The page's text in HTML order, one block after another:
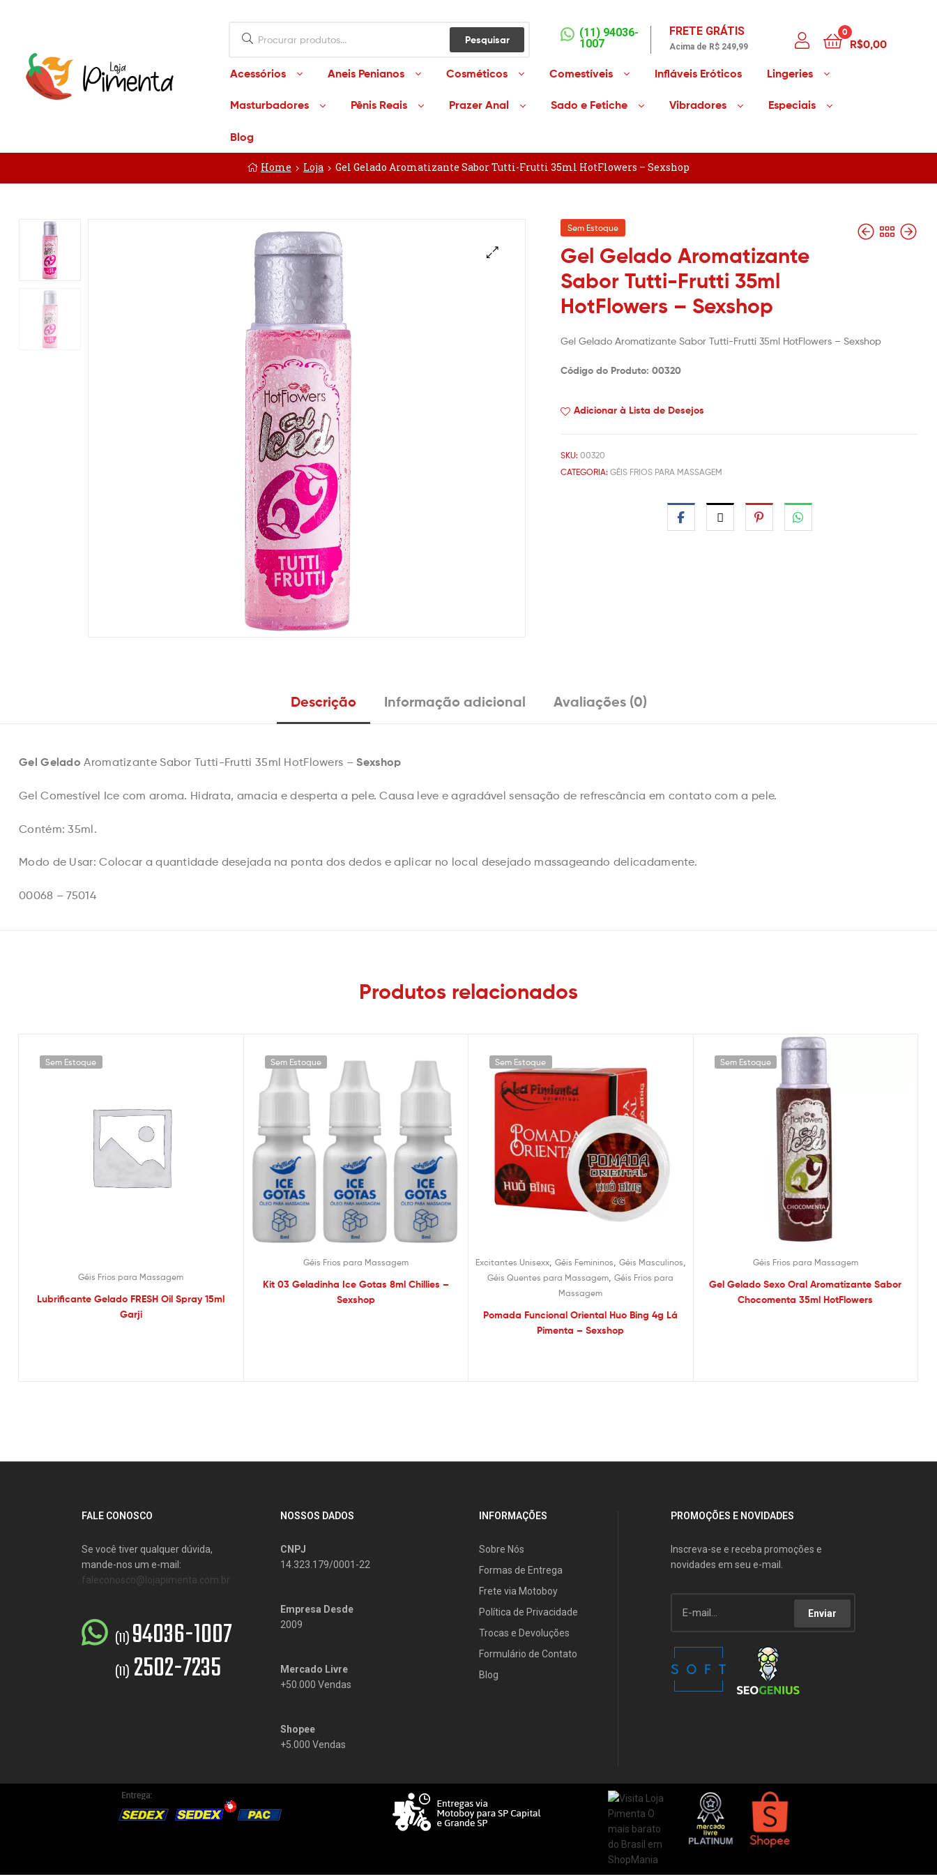
Pesquisar
(11) 94036-
1007
FRETE GRÁTIS
Acima de R$ 249,99
0
R$0,00
Acessórios Aneis Penianos Cosméticos Comestíveis Infláveis Eróticos Lingeries
Masturbadores Pênis Reais Prazer Anal Sado e Fetiche Vibradores Especiais
Blog
Home Loja Gel Gelado Aromatizante Sabor Tutti-Frutti 35ml HotFlowers – Sexshop
Sem Estoque
Gel Gelado Aromatizante
Sabor Tutti-Frutti 35ml
HotFlowers – Sexshop
Gel Gelado Aromatizante Sabor Tutti-Frutti 35ml HotFlowers – Sexshop
Código do Produto: 00320
Adicionar à Lista de Desejos
SKU:00320
CATEGORIA:GÉIS FRIOS PARA MASSAGEM
Descrição Informação adicional Avaliações (0)
Gel Gelado Aromatizante Sabor Tutti-Frutti 35ml HotFlowers –Sexshop
Gel Comestível Ice com aroma. Hidrata, amacia e desperta a pele. Causa leve e agradável sensação de refrescância em contato com a pele.
Contém: 35ml.
Modo de Usar: Colocar a quantidade desejada na ponta dos dedos e aplicar no local desejado massageando delicadamente.
00068 – 75014
Produtos relacionados
Sem Estoque
Géis Frios para Massagem
Lubrificante Gelado FRESH Oil Spray 15ml
Garji
Sem Estoque
Géis Frios para Massagem
Kit 03 Geladinha Ice Gotas 8ml Chillies –
Sexshop
Sem Estoque
Excitantes Unisexx, Géis Femininos Géis Masculinos
Géis Quentes para Massagem ,Géis Frios para
Massagem
Pomada Funcional Oriental Huo Bing 4g Lá
Pimenta – Sexshop
Sem Estoque
Géis Frios para Massagem
Gel Gelado Sexo Oral Aromatizante Sabor
Chocomenta 35ml HotFlowers
FALE CONOSCO
Se você tiver qualquer dúvida,
mande-nos um e-mail:
faleconosco@lojapimenta.com.br
(11) 94036-1007
(11) 2502-7235
NOSSOS DADOS
CNPJ
14.323.179/0001-22
Empresa Desde
2009
Mercado Livre
+50.000 Vendas
Shopee
+5.000 Vendas
INFORMAÇÕES
Sobre Nós
Formas de Entrega
Frete via Motoboy
Política de Privacidade
Trocas e Devoluções
Formulário de Contato
Blog
PROMOÇÕES E NOVIDADES
Inscreva-se e receba promoções e
novidades em seu e-mail.
Enviar